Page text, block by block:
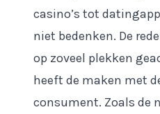
casino’s tot
niet bedenken. De
op zoveel plekken
heeft de maken met
consument. Zoals de